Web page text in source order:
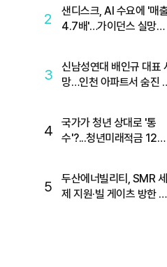
2
샌디스크, AI 수요에 '매
4.7배'…가이던스 실망에
3
신남성연대 배인규 대표
망…인천 아파트서 숨진
4
국가가 청년 상대로 '통
수'?...청년미래적금 12%
5
두산에너빌리티, SMR 세
제 지원·빌 게이츠 방한 기